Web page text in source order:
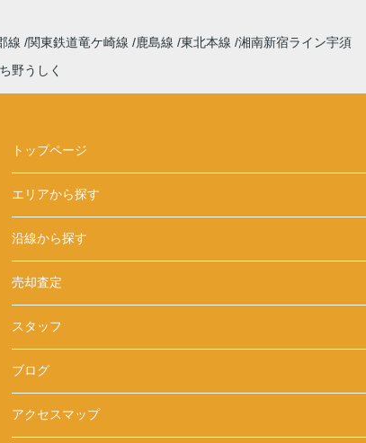
線 関東鉄道竜ケ崎線 鹿島線 東北本線 湘南新宿ライン宇須
野うしく
トップページ
エリアから探す
沿線から探す
売却査定
スタッフ
ブログ
アクセスマップ